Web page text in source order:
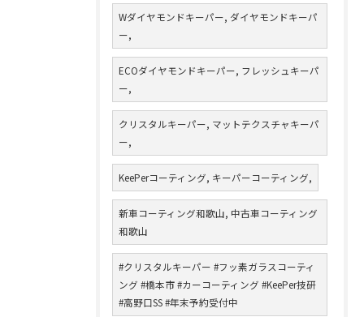
Wダイヤモンドキーパー, ダイヤモンドキーパ
ー,
ECOダイヤモンドキーパー, フレッシュキーパ
ー,
クリスタルキーパー, マットテクスチャキーパ
ー,
KeePerコーティング, キーパーコーティング,
新車コーティング和歌山, 中古車コーティング
和歌山
#クリスタルキーパー #フッ素ガラスコーティ
ング #橋本市 #カーコーティング #KeePer技研
#高野口SS #年末予約受付中